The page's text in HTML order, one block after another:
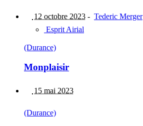
12 octobre 2023 - Tederic Merger
Esprit Airial
(Durance)
Monplaisir
15 mai 2023
(Durance)